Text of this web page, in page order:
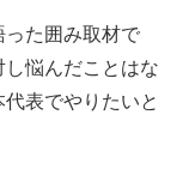
た囲み取材で
悩んだことはな
表でやりたいと